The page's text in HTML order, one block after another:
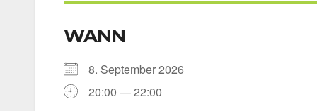
WANN
8. Sep­tem­ber 2026
20:00 — 22:00